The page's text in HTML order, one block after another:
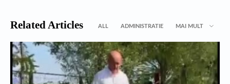
Related Articles ALL ADMINISTRATIE MAI MULT